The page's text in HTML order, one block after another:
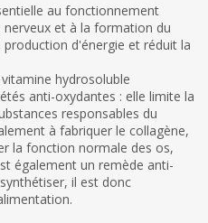
au fonctionnement
et à la formation du
production d'énergie et réduit la
hydrosoluble
anti-oxydantes : elle limite la
responsables du
à fabriquer le collagène,
la fonction normale des os,
également un remède anti-
il est donc